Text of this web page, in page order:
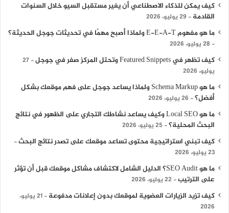
كيف يمكن للذكاء الاصطناعي أن يغير مستقبل السيو خلال السنوات
القادمة
29 يوليو، 2026
ما هو مفهوم E-E-A-T ولماذا أصبح مهمًا في تحديثات جوجل الحديثة؟
28 يوليو، 2026
كيف تظهر في Featured Snippets وتحتل المركز صفر في جوجل
27
يوليو، 2026
ما هو Schema Markup ولماذا يساعد جوجل على فهم موقعك بشكل
أفضل؟
26 يوليو، 2026
ما هو Local SEO وكيف يساعد نشاطك التجاري على الظهور في نتائج
البحث المحلية؟
25 يوليو، 2026
كيف تبني استراتيجية محتوى تساعد موقعك على تصدر نتائج البحث
23 يوليو، 2026
ما هو SEO Audit؟ الدليل الشامل لاكتشاف مشاكل موقعك قبل أن تؤثر
على الترتيب 22 يوليو، 2026
كيف تزيد الزيارات العضوية لموقعك بدون إعلانات مدفوعة
21 يوليو،
2026